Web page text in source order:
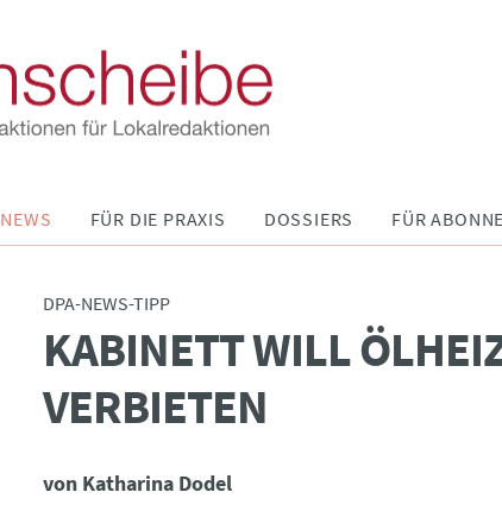
NEWS FÜR DIE PRAXIS DOSSIERS FÜR
DPA-NEWS-TIPP
KABINETT WILL
VERBIETEN
von Katharina Dodel